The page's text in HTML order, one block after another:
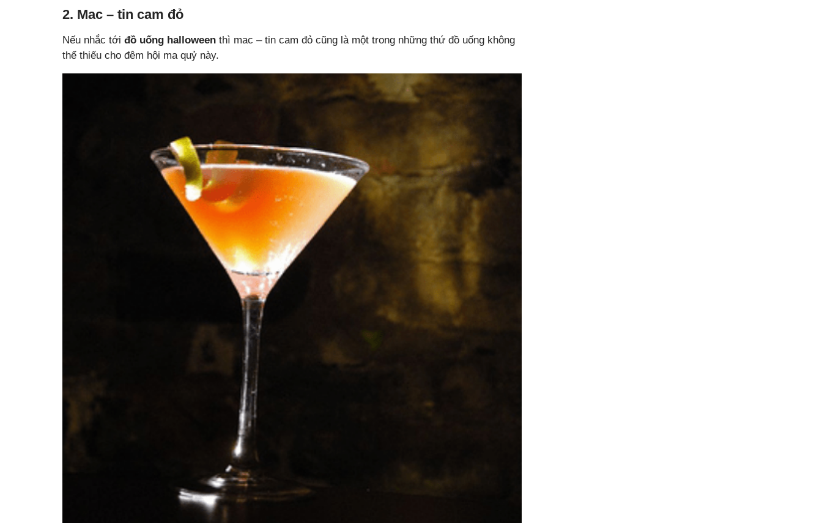
2. Mac – tin cam đỏ
Nếu nhắc tới đồ uống halloween thì mac – tin cam đỏ cũng là một trong những thứ đồ uống không
thể thiếu cho đêm hội ma quỷ này.